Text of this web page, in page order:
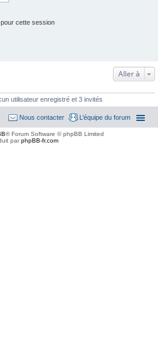
cette session
Aller à
utilisateur enregistré et 3 invités
L’équipe du forum
Nous contacter
® Forum Software © phpBB Limited
parphpBB-fr.com